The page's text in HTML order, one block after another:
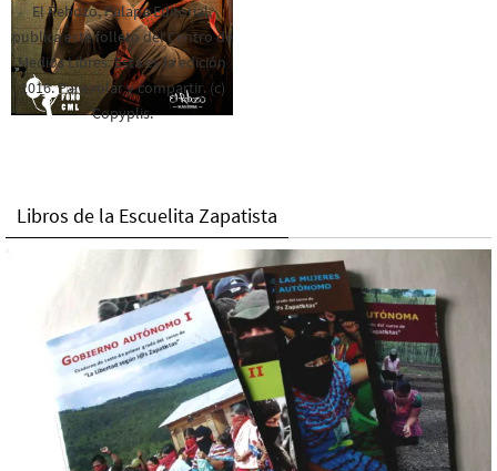
El Rebozo, Palapa Editorial,
publica este folleto del Centro de
Medios Libres. Esta es la edición
2016. Para rolar y compartir. (c)
Copyplis.
Libros de la Escuelita Zapatista